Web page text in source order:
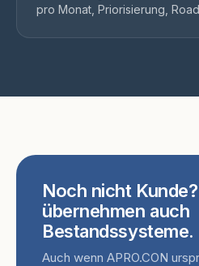
pro Monat, Priorisierung,
Noch nicht
übernehmen auch
Bestandssysteme.
Auch wenn APRO.CON